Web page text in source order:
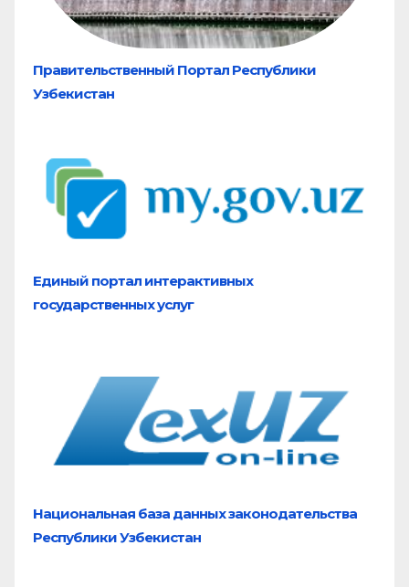
Правительственный Портал Республики
Узбекистан
Единый портал интерактивных
государственных услуг
Национальная база данных законодательства
Республики Узбекистан